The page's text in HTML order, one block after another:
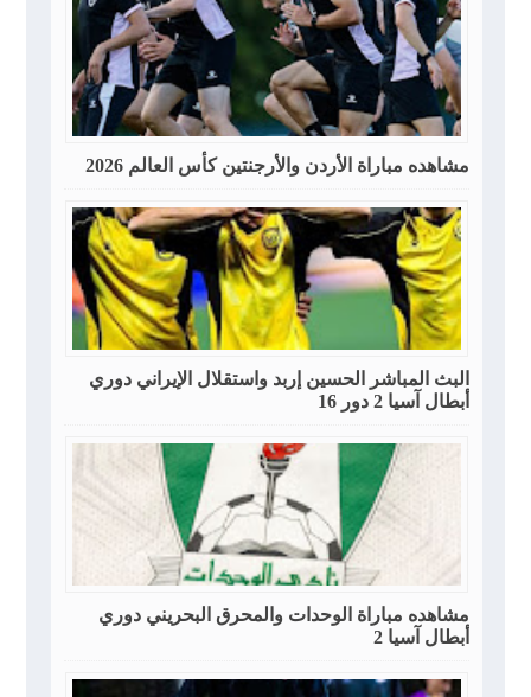
مشاهده مباراة الأردن والأرجنتين كأس العالم 2026
البث المباشر الحسين إربد واستقلال الإيراني دوري
أبطال آسيا 2 دور 16
مشاهده مباراة الوحدات والمحرق البحريني دوري
أبطال آسيا 2